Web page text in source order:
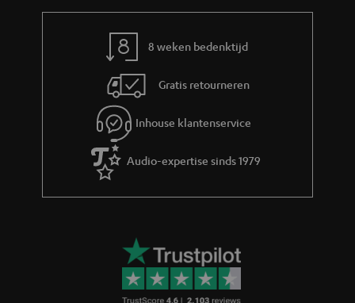
a
8 weken bedenktijd
Gratis retourneren
Inhouse klantenservice
Audio-expertise sinds 1979